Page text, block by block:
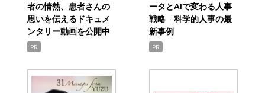
者の情熱、患者さんの
思いを伝えるドキュメ
ンタリー動画を公開中
PR
ータとAIで変わる人事
戦略 科学的人事の最
新事例
PR